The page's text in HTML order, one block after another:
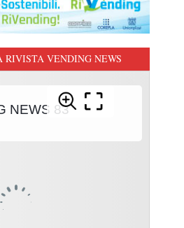
RIVISTA VENDING NEWS